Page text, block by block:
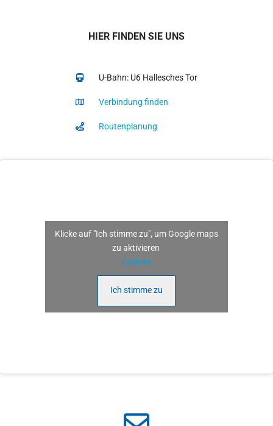
HIER FINDEN SIE UNS
U-Bahn: U6 Hallesches Tor
Verbindung finden
Routenplanung
Klicke auf "Ich stimme zu", um Google maps
zu aktivieren
Cookies
Ich stimme zu